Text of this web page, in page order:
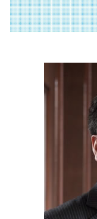
起業 税金
業務改善助成
事業承継補助
自己 株式 とは
自社株 評価
簡易 分割
事業 承継 とは
不動産 登記
遺産分割協議
相続 確定申告
遺言書 効力
特別 受益 とは
相続税 計算 土
経営革新等支
不動産 神奈川
事業承継 横
起業支援 横
資金調達 横須
資金調達 東
事業承継 東
認定支援機関
相続 相模原市
起業支援 東